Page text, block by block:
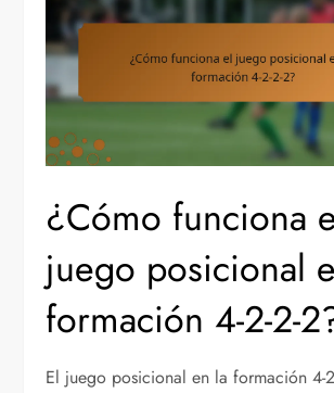
¿Cómo funciona
juego posicional
formación 4-2-2-
El juego posicional en la formación 4-